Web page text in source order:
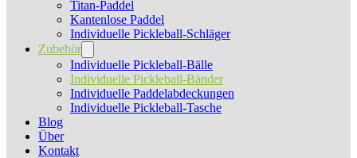
Titan-Paddel
Kantenlose Paddel
Individuelle Pickleball-Schläger
Zubehör
Individuelle Pickleball-Bälle
Individuelle Pickleball-Bänder
Individuelle Paddelabdeckungen
Individuelle Pickleball-Tasche
Blog
Über
Kontakt